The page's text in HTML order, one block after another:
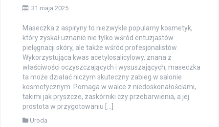
31 maja 2025
Maseczka z aspiryny to niezwykle popularny kosmetyk,
który zyskał uznanie nie tylko wśród entuzjastów
pielęgnacji skóry, ale także wśród profesjonalistów.
Wykorzystująca kwas acetylosalicylowy, znana z
właściwości oczyszczających i wysuszających, maseczka
ta może działać niczym skuteczny zabieg w salonie
kosmetycznym. Pomaga w walce z niedoskonałościami,
takimi jak pryszcze, zaskórniki czy przebarwienia, a jej
prostota w przygotowaniu […]
Uroda